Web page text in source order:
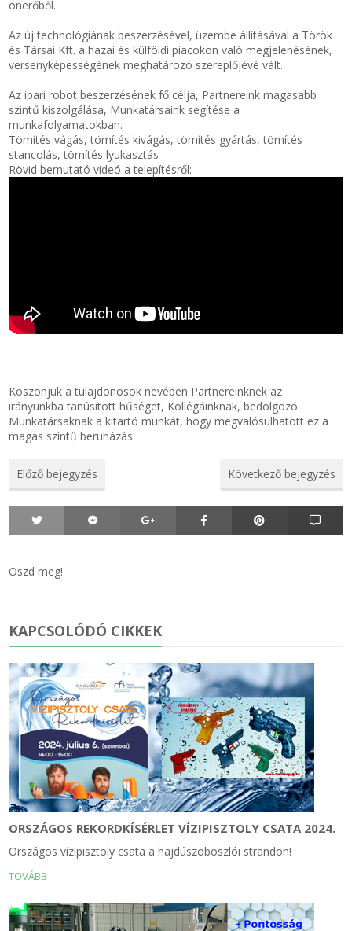
KOMPRESSZOR-SZIVATTYÚ TÖMÍTÉS
RÉZ-ALUMÍNIUM ALÁTÉTEK LÁGYÍTVA
GOLYÓK-MAGTISZTÍTÓK-KREATÍV
ETETŐTÁL-TIPLI-GRANULÁTUM
LEÉRTÉKELT-MARADÉK ANYAGOK
önerőből.
Az új technológiának beszerzésével, üzembe állításával a Török
és Társai Kft. a hazai és külföldi piacokon való megjelenésének,
versenyképességének meghatározó szereplőjévé vált.
Az ipari robot beszerzésének fő célja, Partnereink magasabb
szintű kiszolgálása, Munkatársaink segítése a
munkafolyamatokban.
Tömítés vágás, tömítés kivágás, tömítés gyártás, tömítés
stancolás, tömítés lyukasztás
Rövid bemutató videó a telepítésről:
Köszönjük a tulajdonosok nevében Partnereinknek az
irányunkba tanúsított hűséget, Kollégáinknak, bedolgozó
Munkatársaknak a kitartó munkát, hogy megvalósulhatott ez a
magas színtű beruházás.
Előző bejegyzés Következő bejegyzés
Oszd meg!
KAPCSOLÓDÓ CIKKEK
ORSZÁGOS REKORDKÍSÉRLET VÍZIPISZTOLY CSATA 2024.
Országos vízipisztoly csata a hajdúszoboszlói strandon!
TOVÁBB